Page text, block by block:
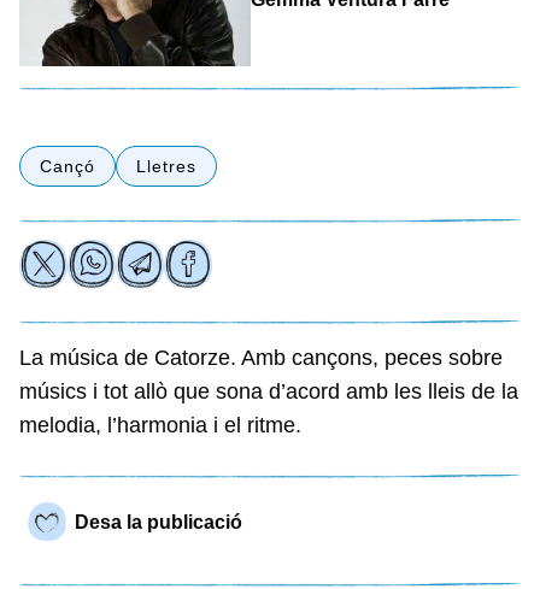
Cançó Lletres
La música de Catorze. Amb cançons, peces sobre
músics i tot allò que sona d’acord amb les lleis de la
melodia, l’harmonia i el ritme.
Desa la publicació